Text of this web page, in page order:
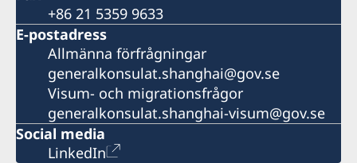
+86 21 5359 9633
E-postadress
Allmänna förfrågningar
generalkonsulat.shanghai@gov.se
Visum- och migrationsfrågor
generalkonsulat.shanghai-visum@gov.se
Social media
LinkedIn